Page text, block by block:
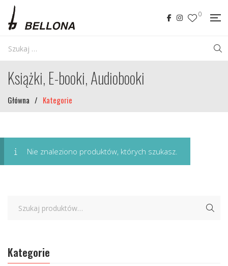
0
Książki, E-booki, Audiobooki
Główna / Kategorie
Nie znaleziono produktów, których szukasz.
Kategorie